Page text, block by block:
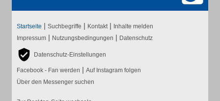
Startseite | Suchbegriffe | Kontakt | Inhalte melden
Impressum | Nutzungsbedingungen | Datenschutz
Datenschutz-Einstellungen
Facebook - Fan werden | Auf Instagram folgen
Über den Messenger suchen